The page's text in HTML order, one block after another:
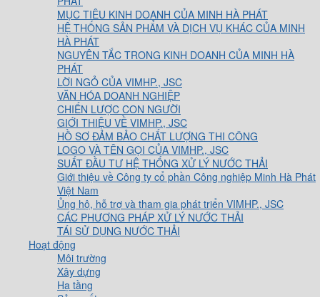
MỤC TIÊU KINH DOANH CỦA MINH HÀ PHÁT
HỆ THỐNG SẢN PHẨM VÀ DỊCH VỤ KHÁC CỦA MINH
HÀ PHÁT
NGUYÊN TẮC TRONG KINH DOANH CỦA MINH HÀ
PHÁT
LỜI NGỎ CỦA VIMHP., JSC
VĂN HÓA DOANH NGHIỆP
CHIẾN LƯỢC CON NGƯỜI
GIỚI THIỆU VỀ VIMHP., JSC
HỒ SƠ ĐẢM BẢO CHẤT LƯỢNG THI CÔNG
LOGO VÀ TÊN GỌI CỦA VIMHP., JSC
SUẤT ĐẦU TƯ HỆ THỐNG XỬ LÝ NƯỚC THẢI
Giới thiệu về Công ty cổ phần Công nghiệp Minh Hà Phát
Việt Nam
Ủng hộ, hỗ trợ và tham gia phát triển VIMHP., JSC
CÁC PHƯƠNG PHÁP XỬ LÝ NƯỚC THẢI
TÁI SỬ DỤNG NƯỚC THẢI
Hoạt động
Môi trường
Xây dựng
Hạ tầng